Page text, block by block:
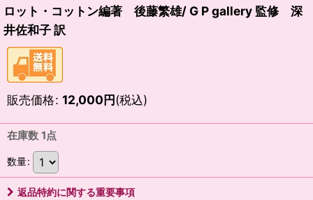
ロット・コットン編著 後藤繁雄/ G P gallery 監修 深
井佐和子 訳
販売価格: 12,000円(税込)
在庫数 1点
数量:
返品特約に関する重要事項